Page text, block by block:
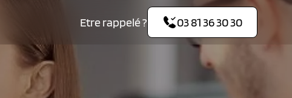
Etre rappelé ? 03 81 36 30 30